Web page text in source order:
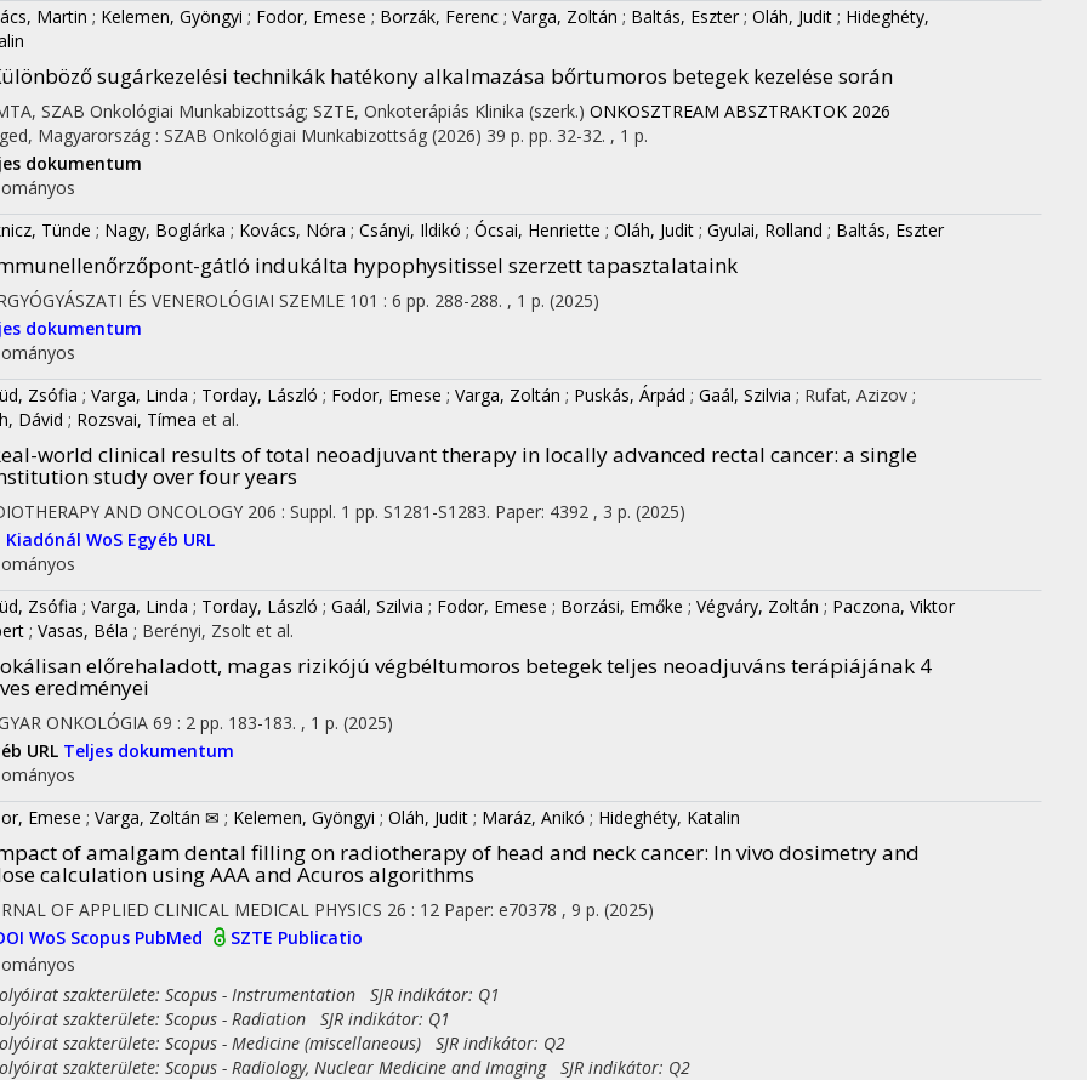
Martin ; Kelemen, Gyöngyi ; Fodor, Emese ; Borzák, Ferenc ; Varga, Zoltán ; Baltás, Eszter ; Oláh, Judit ; Hideghéty,
sugárkezelési technikák hatékony alkalmazása bőrtumoros betegek kezelése során
SZAB Onkológiai Munkabizottság; SZTE, Onkoterápiás Klinika (szerk.) ONKOSZTREAM ABSZTRAKTOK 2026
Magyarország : SZAB Onkológiai Munkabizottság (2026) 39 p. pp. 32-32. , 1 p.
dokumentum
Tünde ; Nagy, Boglárka ; Kovács, Nóra ; Csányi, Ildikó ; Ócsai, Henriette ; Oláh, Judit ; Gyulai, Rolland ; Baltás, Eszter
gátló indukálta hypophysitissel szerzett tapasztalataink
ÉS VENEROLÓGIAI SZEMLE 101 : 6 pp. 288-288. , 1 p. (2025)
dokumentum
Zsófia ; Varga, Linda ; Torday, László ; Fodor, Emese ; Varga, Zoltán ; Puskás, Árpád ; Gaál, Szilvia ; Rufat, Azizov ;
Dávid ; Rozsvai, Tímea et al.
world clinical results of total neoadjuvant therapy in locally advanced rectal cancer: a single
study over four years
AND ONCOLOGY 206 : Suppl. 1 pp. S1281-S1283. Paper: 4392 , 3 p. (2025)
Kiadónál WoS Egyéb URL
Zsófia ; Varga, Linda ; Torday, László ; Gaál, Szilvia ; Fodor, Emese ; Borzási, Emőke ; Végváry, Zoltán ; Paczona, Viktor
; Vasas, Béla ; Berényi, Zsolt et al.
előrehaladott, magas rizikójú végbéltumoros betegek teljes neoadjuváns terápiájának 4
eredményei
ONKOLÓGIA 69 : 2 pp. 183-183. , 1 p. (2025)
URL Teljes dokumentum
Emese ; Varga, Zoltán ✉ ; Kelemen, Gyöngyi ; Oláh, Judit ; Maráz, Anikó ; Hideghéty, Katalin
of amalgam dental filling on radiotherapy of head and neck cancer: In vivo dosimetry and
calculation using AAA and Acuros algorithms
OF APPLIED CLINICAL MEDICAL PHYSICS 26 : 12 Paper: e70378 , 9 p. (2025)
WoS Scopus PubMed
SZTE Publicatio
szakterülete: Scopus - Instrumentation SJR indikátor: Q1
szakterülete: Scopus - Radiation SJR indikátor: Q1
szakterülete: Scopus - Medicine (miscellaneous) SJR indikátor: Q2
szakterülete: Scopus - Radiology, Nuclear Medicine and Imaging SJR indikátor: Q2